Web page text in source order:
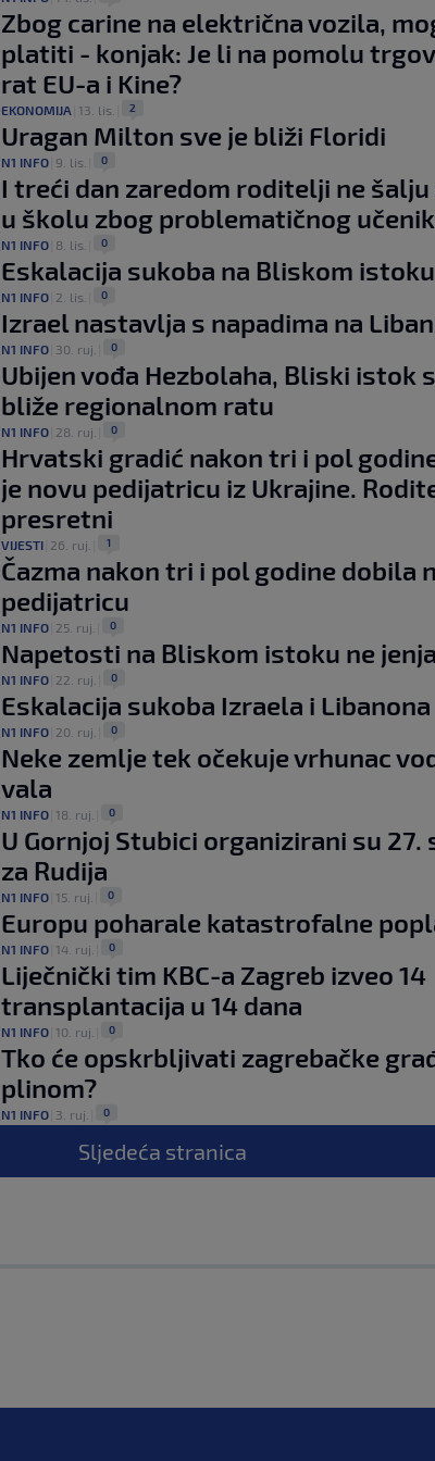
Zbog carine na električna vozila,
platiti - konjak: Je li na pomolu
rat EU-a i Kine?
EKONOMIJA 13. lis. 2
Uragan Milton sve je bliži Floridi
N1 INFO 9. lis. 0
I treći dan zaredom roditelji ne šalju
u školu zbog problematičnog
N1 INFO 8. lis. 0
Eskalacija sukoba na Bliskom istoku
N1 INFO 2. lis. 0
Izrael nastavlja s napadima na
N1 INFO 30. ruj. 0
Ubijen vođa Hezbolaha, Bliski istok
bliže regionalnom ratu
N1 INFO 28. ruj. 0
Hrvatski gradić nakon tri i pol
je novu pedijatricu iz Ukrajine.
presretni
VIJESTI 26. ruj. 1
Čazma nakon tri i pol godine dobila
pedijatricu
N1 INFO 25. ruj. 0
Napetosti na Bliskom istoku ne
N1 INFO 22. ruj. 0
Eskalacija sukoba Izraela i Libanona
N1 INFO 20. ruj. 0
Neke zemlje tek očekuje vrhunac
vala
N1 INFO 18. ruj. 0
U Gornjoj Stubici organizirani su 27.
za Rudija
N1 INFO 15. ruj. 0
Europu poharale katastrofalne
N1 INFO 14. ruj. 0
Liječnički tim KBC-a Zagreb izveo 14
transplantacija u 14 dana
N1 INFO 10. ruj. 0
Tko će opskrbljivati zagrebačke
plinom?
N1 INFO 3. ruj. 0
Sljedeća stranica